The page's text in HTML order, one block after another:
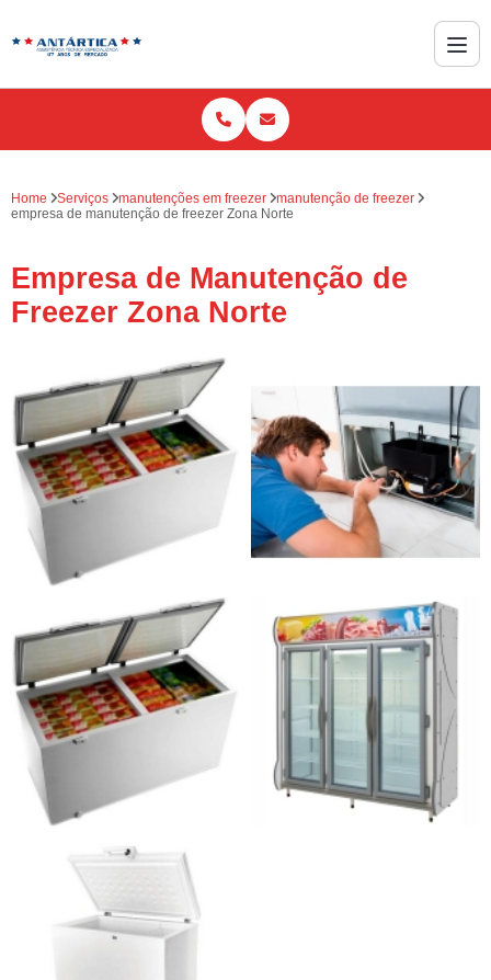
Home Serviços manutenções em freezer
manutenção de freezer
empresa de manutenção de freezer Zona Norte
Empresa de Manutenção de
Freezer Zona Norte